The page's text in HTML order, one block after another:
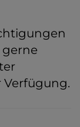
Verfügung.